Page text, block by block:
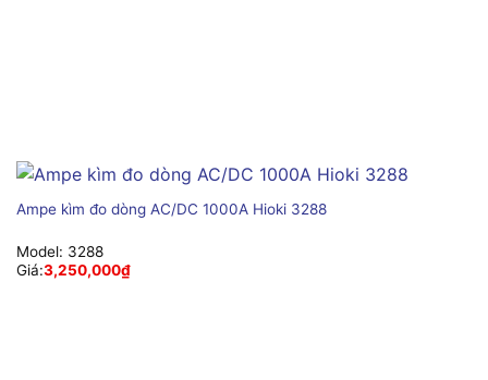
Ampe kìm đo dòng AC/DC 1000A Hioki 3288
Model: 3288
Giá:3,250,000₫